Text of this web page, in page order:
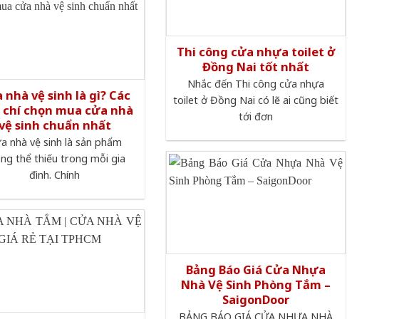
Thi công cửa nhựa toilet ở
Đồng Nai tốt nhất
Nhắc đến Thi công cửa nhựa
toilet ở Đồng Nai có lẽ ai cũng biết
tới đơn
nhà vệ sinh là gì? Các
chọn mua cửa nhà
sinh chuẩn nhất
nhà vệ sinh là sản phẩm
thể thiếu trong mỗi gia
đình. Chính
Bảng Báo Giá Cửa Nhựa
Nhà Vệ Sinh Phòng Tắm –
SaigonDoor‎